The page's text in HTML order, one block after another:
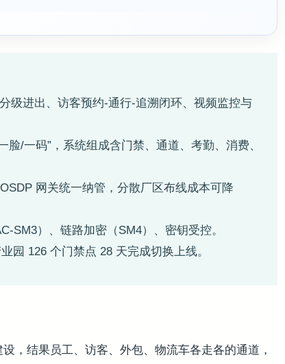
级进出、访客预约-通行-追溯闭环、视频监控与
/一码”，系统组成含门禁、通道、考勤、消费、
网关统一纳管，分散厂区布线成本可降
SM3）、链路加密（SM4）、密钥受控。
园 126 个门禁点 28 天完成切换上线。
，结果员工、访客、外包、物流车各走各的通道，